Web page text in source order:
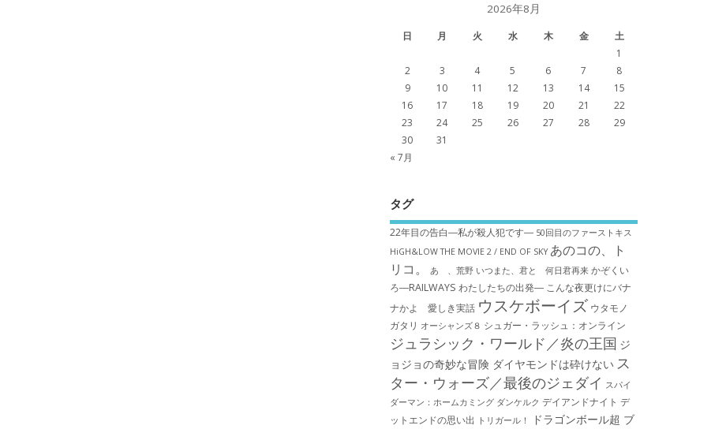
2026年8月
日 月 火 水 木 金
土
1
2
3 4 5 6 7
8
9
10 11 12 13 14
15
16
17 18 19 20 21
22
23
24 25 26 27 28
29
30
31
« 7月
タグ
22年目の告白―私が殺人犯です― 50回目のファーストキス
HiGH&LOW THE MOVIE 2 / END OF SKY あのコの、ト
リコ。
あゝ、荒野 いつまた、君と 何日君再来 かぞくい
ろ―RAILWAYS わたしたちの出発― こんな夜更けにバナ
ナかよ 愛しき実話 ウスケボーイズ ウタモノ
ガタリ オーシャンズ８ シュガー・ラッシュ：オ​ンライン
ジュラシック・ワールド／炎の王国 ジ
ョジョの奇妙な冒険 ダイヤモンドは砕けない ス
ター・ウォーズ／最後のジェダイ スパイ
ダーマン：ホームカミング ダンケルク デイアンドナイト デ
ットエンドの思い出
トリガール！ ドラゴンボール超 ブ